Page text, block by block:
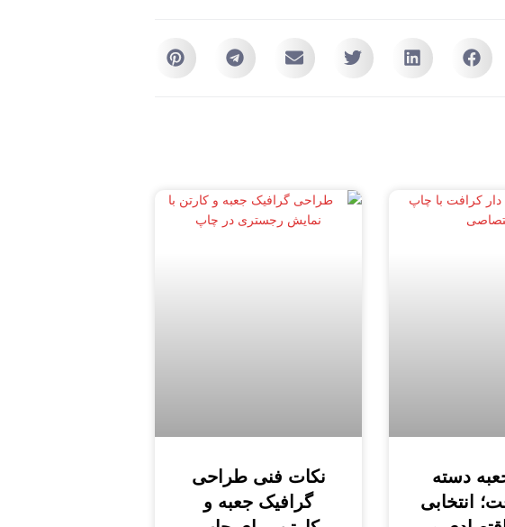
دسته
انتخابی
نکات فنی طراحی
گرافیک جعبه و